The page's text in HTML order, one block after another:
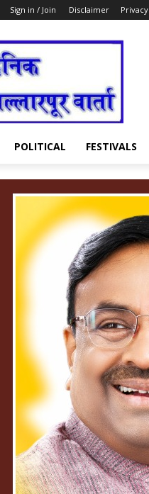
Sign in / Join Disclaimer Privacy
POLITICAL FESTIVALS